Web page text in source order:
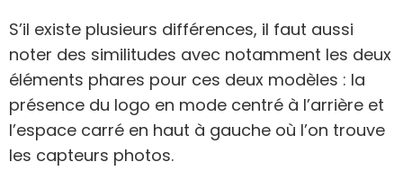
S’il existe plusieurs différences, il faut aussi
noter des similitudes avec notamment les deux
éléments phares pour ces deux modèles : la
présence du logo en mode centré à l’arrière et
l’espace carré en haut à gauche où l’on trouve
les capteurs photos.